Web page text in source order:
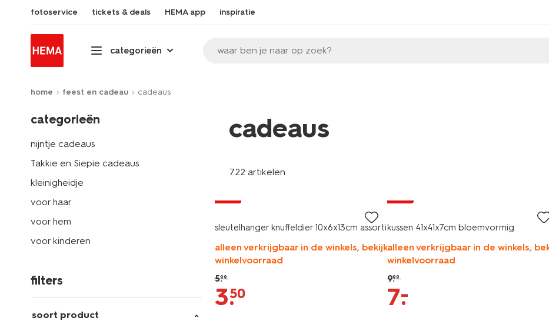
fotoservice tickets & deals HEMA app inspiratie
categorieën waar ben je naar op zoek?
home feest en cadeau cadeaus
categorieën
nijntje cadeaus
Takkie en Siepie cadeaus
kleinigheidje
voor haar
voor hem
voor kinderen
filters
soort product
cadeaus
722 artikelen
sleutelhanger knuffeldier 10x6x13cm assorti
alleen verkrijgbaar in de winkels, bekijk
winkelvoorraad
5.99
3.
50
kussen 41x41x7cm bloemvormig
alleen verkrijgbaar in de winkels,
winkelvoorraad
9.99
7.
–